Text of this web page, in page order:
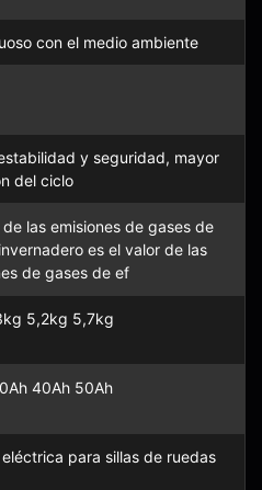
con el medio ambiente
y seguridad, mayor
del ciclo
de las emisiones de gases de
es el valor de las
de gases de ef
5,2kg 5,7kg
40Ah 50Ah
para sillas de ruedas